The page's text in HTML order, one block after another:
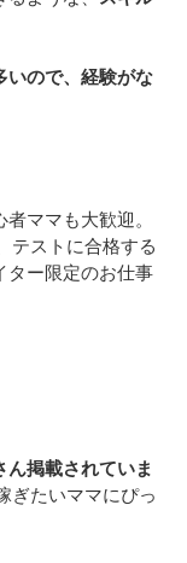
いので、経験がな
ママも大歓迎。
テストに合格する
ター限定のお仕事
掲載されていま
ぎたいママにぴっ